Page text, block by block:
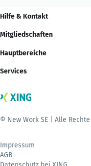
Hilfe & Kontakt
Mitgliedschaften
Hauptbereiche
Services
© New Work SE | Alle
Impressum
AGB